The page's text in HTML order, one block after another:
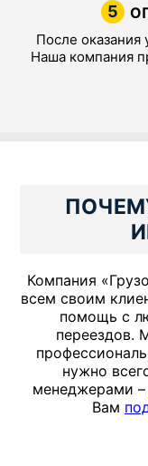
5
После оказания
Наша компания
Компания
всем своим
помощь с
переездов.
нужно
менеджерами –
Вам